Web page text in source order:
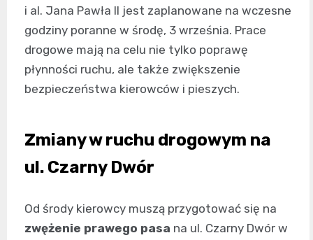
i al. Jana Pawła II jest zaplanowane na wczesne
godziny poranne w środę, 3 września. Prace
drogowe mają na celu nie tylko poprawę
płynności ruchu, ale także zwiększenie
bezpieczeństwa kierowców i pieszych.
Zmiany w ruchu drogowym na
ul. Czarny Dwór
Od środy kierowcy muszą przygotować się na
zwężenie prawego pasa na ul. Czarny Dwór w